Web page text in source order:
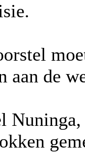
aan de
Nuninga,